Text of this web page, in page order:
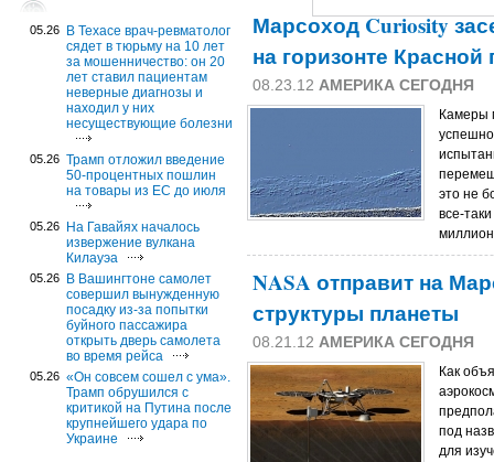
05.26
В Техасе врач-ревматолог
сядет в тюрьму на 10 лет
за мошенничество: он 20
лет ставил пациентам
неверные диагнозы и
находил у них
несуществующие болезни
05.26 Трамп отложил введение
50-процентных пошлин
на товары из ЕС до июля
05.26
На Гавайях началось
извержение вулкана
Килауэа
05.26
В Вашингтоне самолет
совершил вынужденную
посадку из-за попытки
буйного пассажира
открыть дверь самолета
во время рейса
05.26 «Он совсем сошел с ума».
Трамп обрушился с
критикой на Путина после
крупнейшего удара по
Украине
Марсоход Curiosity
на горизонте Красной
08.23.12 АМЕРИКА СЕГОДНЯ
Камеры
это не
все-
NASA отправит на
структуры планеты
08.21.12 АМЕРИКА СЕГОДНЯ
Как
под
для